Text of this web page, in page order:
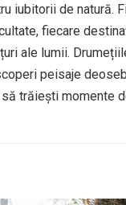
iubitorii de natură.
fiecare
ale lumii.
peisaje
trăiești momente